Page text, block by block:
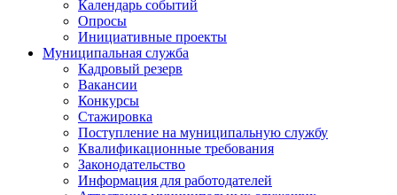
Календарь событий
Опросы
Инициативные проекты
Муниципальная служба
Кадровый резерв
Вакансии
Конкурсы
Стажировка
Поступление на муниципальную службу
Квалификационные требования
Законодательство
Информация для работодателей